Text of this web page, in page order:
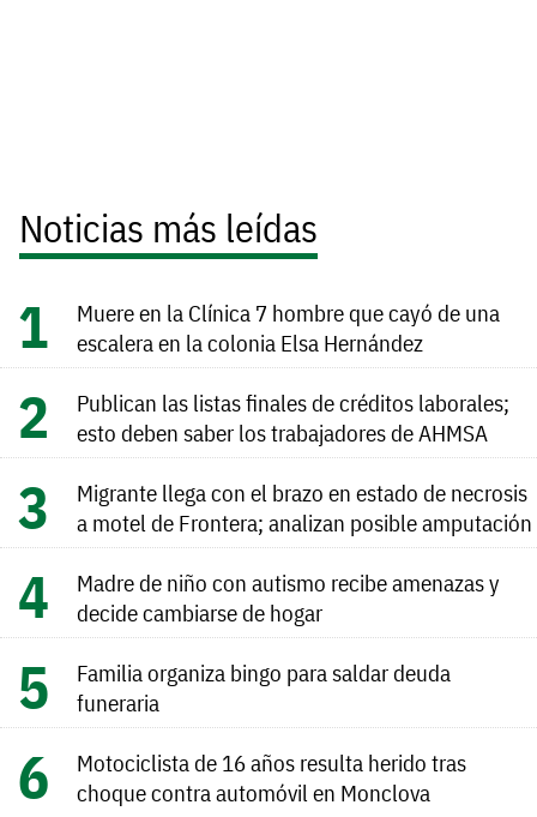
Noticias más leídas
Muere en la Clínica 7 hombre que cayó de una
escalera en la colonia Elsa Hernández
Publican las listas finales de créditos laborales;
esto deben saber los trabajadores de AHMSA
Migrante llega con el brazo en estado de necrosis
a motel de Frontera; analizan posible amputación
Madre de niño con autismo recibe amenazas y
decide cambiarse de hogar
Familia organiza bingo para saldar deuda
funeraria
Motociclista de 16 años resulta herido tras
choque contra automóvil en Monclova